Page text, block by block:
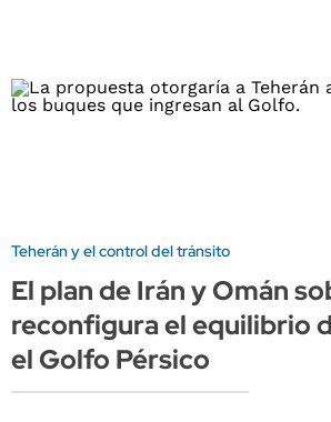
Teherán y el control del tránsito
El plan de Irán y Omán
reconfigura el equilibrio
el Golfo Pérsico